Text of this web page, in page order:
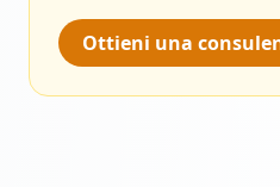
Ottieni una